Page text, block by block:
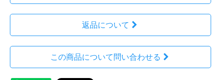
返品について
この商品について問い合わせる